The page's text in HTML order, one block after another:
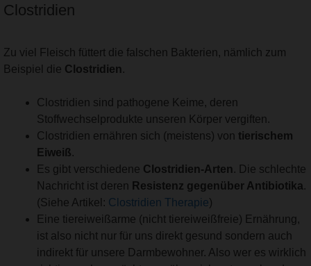
Clostridien
Zu viel Fleisch füttert die falschen Bakterien, nämlich zum
Beispiel die Clostridien .
Clostridien sind pathogene Keime, deren
Stoffwechselprodukte unseren Körper vergiften.
Clostridien ernähren sich (meistens) von tierischem
Eiweiß.
Es gibt verschiedene Clostridien-Arten . Die schlechte
Nachricht ist deren Resistenz gegenüber Antibiotika.
(Siehe Artikel: Clostridien Therapie)
Eine tiereiweißarme (nicht tiereiweißfreie) Ernährung,
ist also nicht nur für uns direkt gesund sondern auch
indirekt für unsere Darmbewohner. Also wer es wirklich